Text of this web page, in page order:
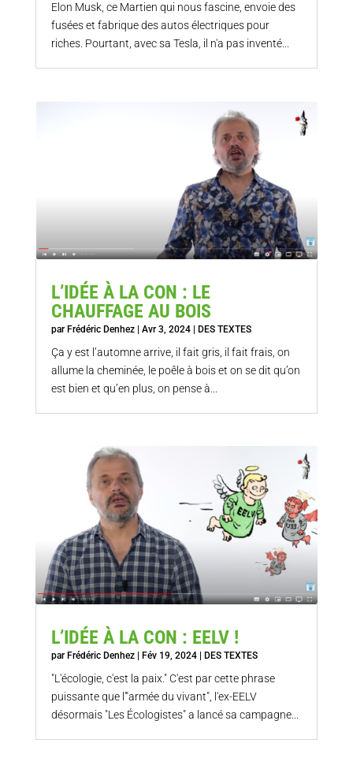
Elon Musk, ce Martien qui nous fascine, envoie des
fusées et fabrique des autos électriques pour
riches. Pourtant, avec sa Tesla, il n'a pas inventé...
L’IDÉE À LA CON : LE
CHAUFFAGE AU BOIS
par Frédéric Denhez| Avr 3, 2024| DES TEXTES
Ça y est l’automne arrive, il fait gris, il fait frais, on
allume la cheminée, le poêle à bois et on se dit qu’on
est bien et qu’en plus, on pense à...
L’IDÉE À LA CON : EELV !
par Frédéric Denhez| Fév 19, 2024| DES TEXTES
"L'écologie, c'est la paix." C'est par cette phrase
puissante que l'"armée du vivant", l'ex-EELV
désormais "Les Écologistes" a lancé sa campagne...